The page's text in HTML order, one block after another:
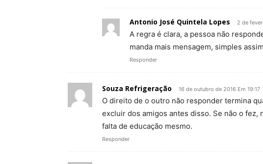
Antonio José Quintela Lopes 2 de
A regra é clara, a pessoa não
manda mais mensagem, simples
Responder
Souza Refrigeração 16 de outubro de 2016 Em 19:17
O direito de o outro não responder termina
excluir dos amigos antes disso. Se não o fez,
falta de educação mesmo.
Responder